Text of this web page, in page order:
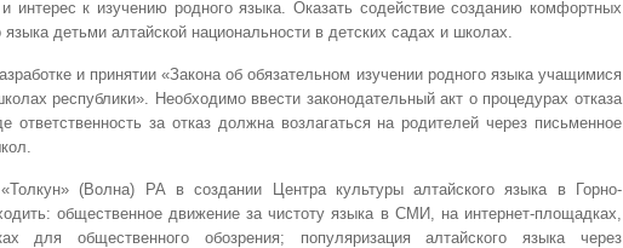
интерес к изучению родного языка. Оказать содействие созданию комфортных
детьми алтайской национальности в детских садах и школах.
и принятии «Закона об обязательном изучении родного языка учащимися
республики». Необходимо ввести законодательный акт о процедурах отказа
ответственность за отказ должна возлагаться на родителей через письменное
(Волна) РА в создании Центра культуры алтайского языка в Горно-
общественное движение за чистоту языка в СМИ, на интернет-площадках,
для общественного обозрения; популяризация алтайского языка через